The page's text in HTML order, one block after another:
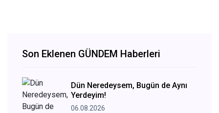
Son Eklenen GÜNDEM Haberleri
Dün Neredeysem, Bugün de Aynı
Yerdeyim!
06.08.2026